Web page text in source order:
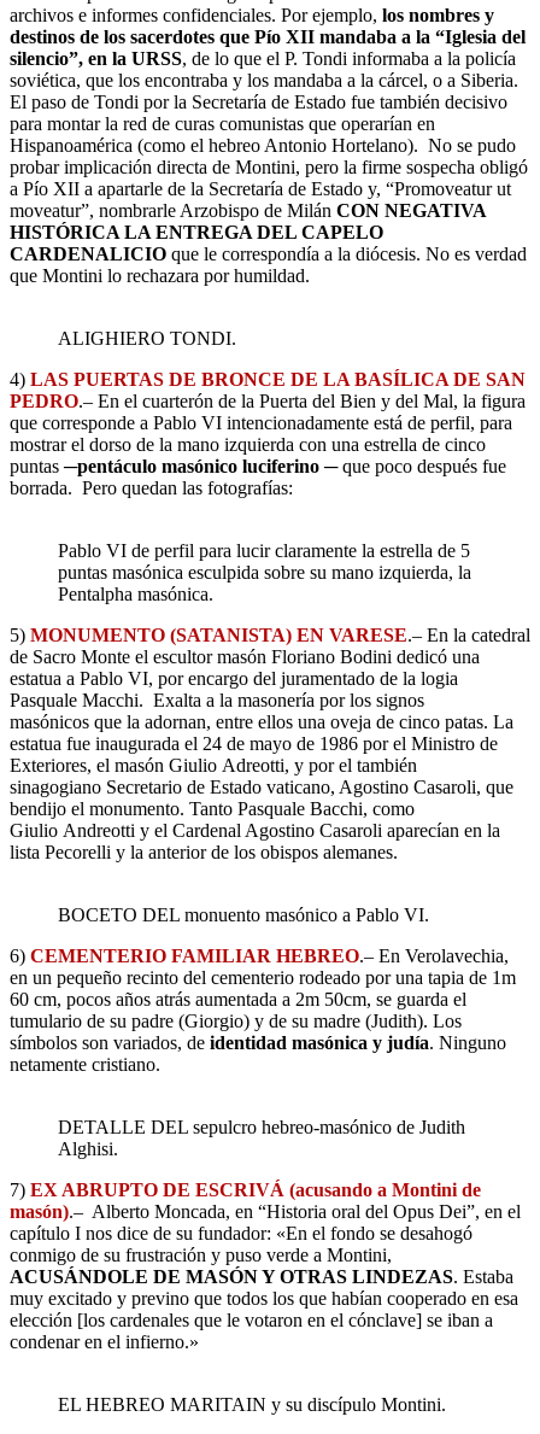
archivos e informes confidenciales. Por ejemplo, los nombres y
destinos de los sacerdotes que Pío XII mandaba a la “Iglesia del
silencio”, en la URSS, de lo que el P. Tondi informaba a la policía
soviética, que los encontraba y los mandaba a la cárcel, o a Siberia.
El paso de Tondi por la Secretaría de Estado fue también decisivo
para montar la red de curas comunistas que operarían en
Hispanoamérica (como el hebreo Antonio Hortelano). No se pudo
probar implicación directa de Montini, pero la firme sospecha obligó
a Pío XII a apartarle de la Secretaría de Estado y, “Promoveatur ut
moveatur”, nombrarle Arzobispo de Milán CON NEGATIVA
HISTÓRICA LA ENTREGA DEL CAPELO
CARDENALICIO que le correspondía a la diócesis. No es verdad
que Montini lo rechazara por humildad.
ALIGHIERO TONDI.
4) LAS PUERTAS DE BRONCE DE LA BASÍLICA DE SAN
PEDRO.– En el cuarterón de la Puerta del Bien y del Mal, la figura
que corresponde a Pablo VI intencionadamente está de perfil, para
mostrar el dorso de la mano izquierda con una estrella de cinco
puntas ─pentáculo masónico luciferino ─ que poco después fue
borrada. Pero quedan las fotografías:
Pablo VI de perfil para lucir claramente la estrella de 5
puntas masónica esculpida sobre su mano izquierda, la
Pentalpha masónica.
5) MONUMENTO (SATANISTA) EN VARESE.– En la catedral
de Sacro Monte el escultor masón Floriano Bodini dedicó una
estatua a Pablo VI, por encargo del juramentado de la logia
Pasquale Macchi. Exalta a la masonería por los signos
masónicos que la adornan, entre ellos una oveja de cinco patas. La
estatua fue inaugurada el 24 de mayo de 1986 por el Ministro de
Exteriores, el masón Giulio Adreotti, y por el también
sinagogiano Secretario de Estado vaticano, Agostino Casaroli, que
bendijo el monumento. Tanto Pasquale Bacchi, como
Giulio Andreotti y el Cardenal Agostino Casaroli aparecían en la
lista Pecorelli y la anterior de los obispos alemanes.
BOCETO DEL monuento masónico a Pablo VI.
6) CEMENTERIO FAMILIAR HEBREO.– En Verolavechia,
en un pequeño recinto del cementerio rodeado por una tapia de 1m
60 cm, pocos años atrás aumentada a 2m 50cm, se guarda el
tumulario de su padre (Giorgio) y de su madre (Judith). Los
símbolos son variados, de identidad masónica y judía. Ninguno
netamente cristiano.
DETALLE DEL sepulcro hebreo-masónico de Judith
Alghisi.
7) EX ABRUPTO DE ESCRIVÁ (acusando a Montini de
masón).– Alberto Moncada, en “Historia oral del Opus Dei”, en el
capítulo I nos dice de su fundador: «En el fondo se desahogó
conmigo de su frustración y puso verde a Montini,
ACUSÁNDOLE DE MASÓN Y OTRAS LINDEZAS. Estaba
muy excitado y previno que todos los que habían cooperado en esa
elección [los cardenales que le votaron en el cónclave] se iban a
condenar en el infierno.»
EL HEBREO MARITAIN y su discípulo Montini.